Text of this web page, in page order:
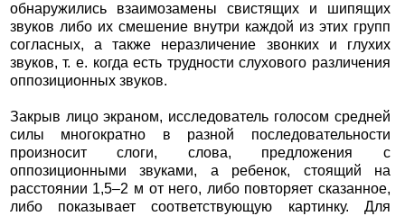
обнаружились взаимозамены свистящих и шипящих
звуков либо их смешение внутри каждой из этих групп
согласных, а также неразличение звонких и глухих
звуков, т. е. когда есть трудности слухового различения
оппозиционных звуков.
Закрыв лицо экраном, исследователь голосом средней
силы многократно в разной последовательности
произносит слоги, слова, предложения с
оппозиционными звуками, а ребенок, стоящий на
расстоянии 1,5–2 м от него, либо повторяет сказанное,
либо показывает соответствующую картинку. Для